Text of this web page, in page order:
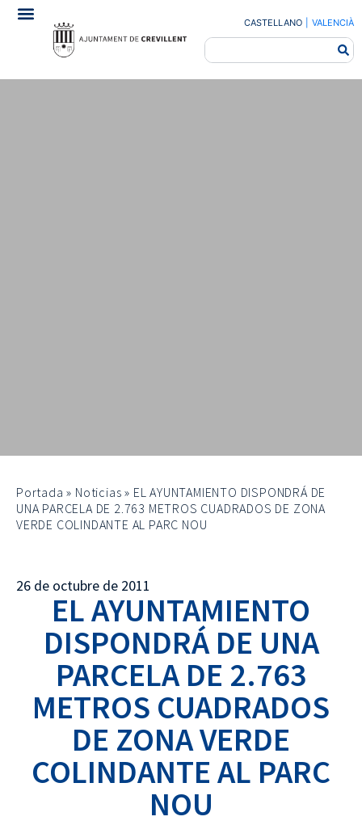
CASTELLANO VALENCIÀ
Portada » Noticias » EL AYUNTAMIENTO DISPONDRÁ DE
UNA PARCELA DE 2.763 METROS CUADRADOS DE ZONA
VERDE COLINDANTE AL PARC NOU
26 de octubre de 2011
EL AYUNTAMIENTO
DISPONDRÁ DE UNA
PARCELA DE 2.763
METROS CUADRADOS
DE ZONA VERDE
COLINDANTE AL PARC
NOU